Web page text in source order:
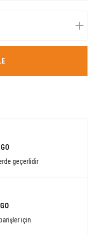
geçerlidir
için